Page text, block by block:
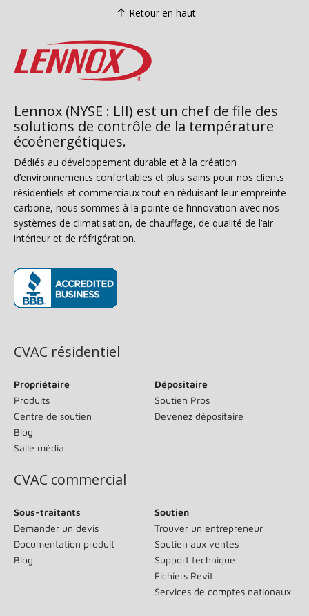
Retour en haut
Lennox (NYSE : LII) est un chef de file des
solutions de contrôle de la température
écoénergétiques.
Dédiés au développement durable et à la création
d’environnements confortables et plus sains pour nos clients
résidentiels et commerciaux tout en réduisant leur empreinte
carbone, nous sommes à la pointe de l’innovation avec nos
systèmes de climatisation, de chauffage, de qualité de l’air
intérieur et de réfrigération.
CVAC résidentiel
Propriétaire
Produits
Centre de soutien
Blog
Salle média
Dépositaire
Soutien Pros
Devenez dépositaire
CVAC commercial
Sous-traitants
Demander un devis
Documentation produit
Blog
Soutien
Trouver un entrepreneur
Soutien aux ventes
Support technique
Fichiers Revit
Services de comptes nationaux